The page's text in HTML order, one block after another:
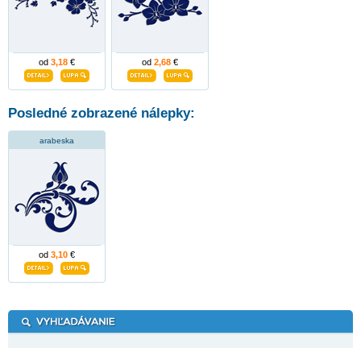
od 3,18 € od 2,68 €
Posledné zobrazené nálepky:
arabeska
od 3,10 €